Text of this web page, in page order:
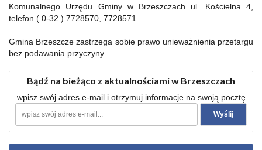
Komunalnego Urzędu Gminy w Brzeszczach ul. Kościelna 4,
telefon ( 0-32 ) 7728570, 7728571.
Gmina Brzeszcze zastrzega sobie prawo unieważnienia przetargu
bez podawania przyczyny.
Bądź na bieżąco z aktualnościami w Brzeszczach
wpisz swój adres e-mail i otrzymuj informacje na swoją pocztę